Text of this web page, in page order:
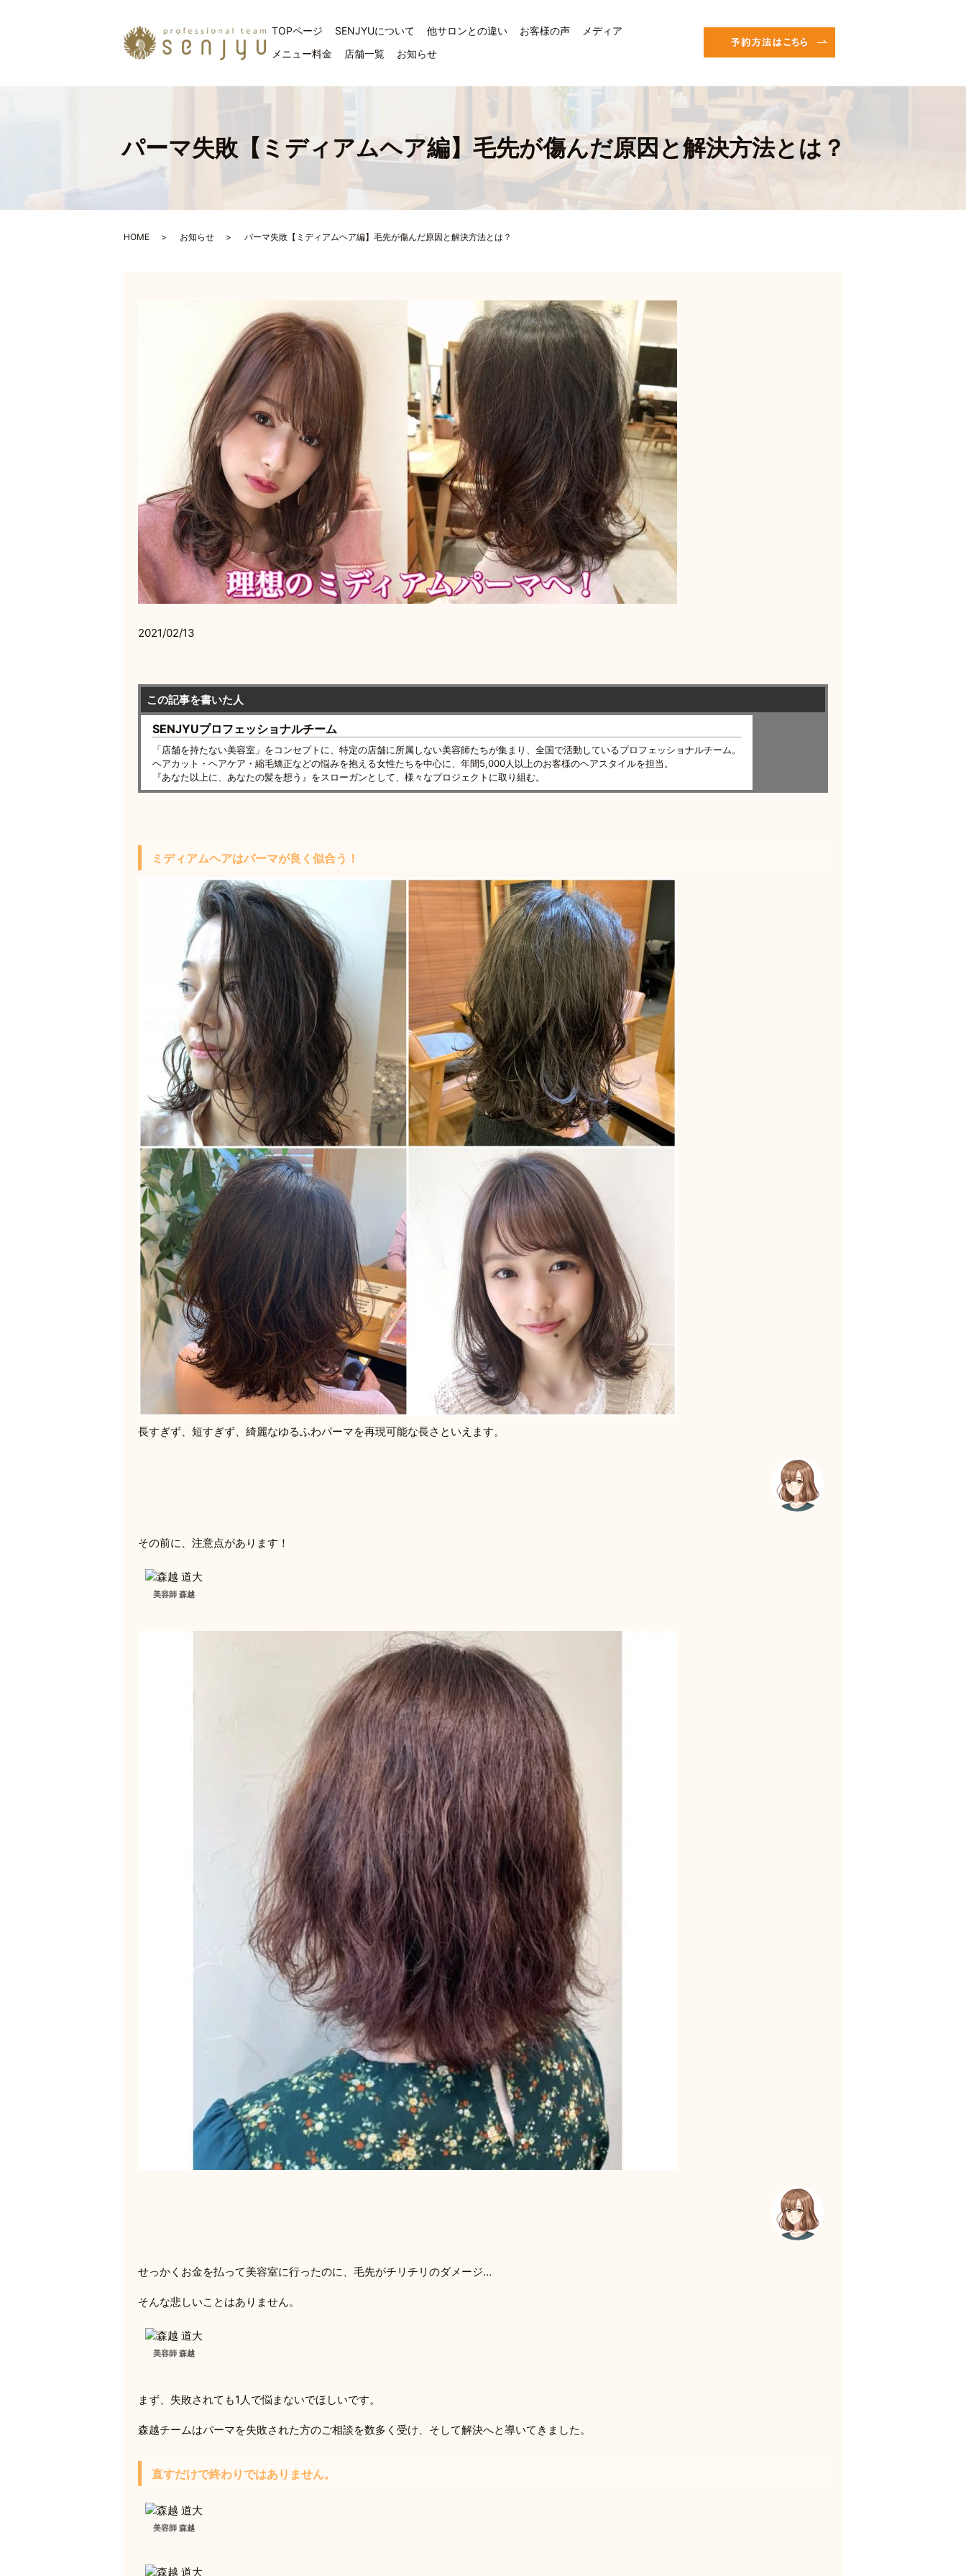
TOPページ SENJYUについて 他サロンとの違い お客様の声
メディア
メニュー料金
店舗一覧 お知らせ
パーマ失敗【ミディアムヘア編】毛先が傷んだ原因と解決方法とは？
HOME お知らせ パーマ失敗【ミディアムヘア編】毛先が傷んだ原因と解決方法とは？
2021/02/13
この記事を書いた人
SENJYUプロフェッショナルチーム
「店舗を持たない美容室」をコンセプトに、特定の店舗に所属しない美容師たちが集まり、全国で活動しているプロフェッショナルチーム。
ヘアカット・ヘアケア・縮毛矯正などの悩みを抱える女性たちを中心に、年間5,000人以上のお客様のヘアスタイルを担当。
『あなた以上に、あなたの髪を想う』をスローガンとして、様々なプロジェクトに取り組む。
ミディアムヘアはパーマが良く似合う！
長すぎず、短すぎず、綺麗なゆるふわパーマを再現可能な長さといえます。
その前に、注意点があります！
美容師 森越
せっかくお金を払って美容室に行ったのに、毛先がチリチリのダメージ…
そんな悲しいことはありません。
美容師 森越
まず、失敗されても1人で悩まないでほしいです。
森越チームはパーマを失敗された方のご相談を数多く受け、そして解決へと導いてきました。
直すだけで終わりではありません。
美容師 森越